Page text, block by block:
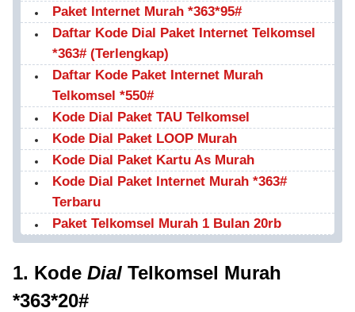
Paket Internet Murah *363*95#
Daftar Kode Dial Paket Internet Telkomsel
*363# (Terlengkap)
Daftar Kode Paket Internet Murah
Telkomsel *550#
Kode Dial Paket TAU Telkomsel
Kode Dial Paket LOOP Murah
Kode Dial Paket Kartu As Murah
Kode Dial Paket Internet Murah *363#
Terbaru
Paket Telkomsel Murah 1 Bulan 20rb
1. Kode Dial Telkomsel Murah
*363*20#